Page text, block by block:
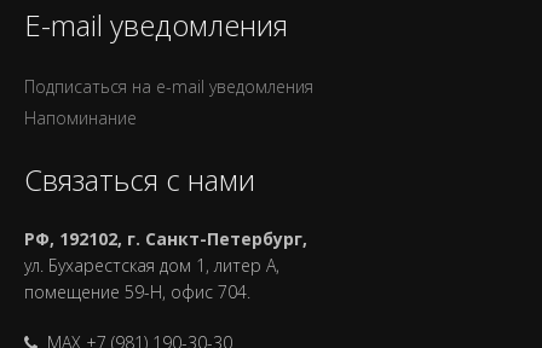
E-mail уведомления
Подписаться на e-mail уведомления
Напоминание
Связаться с нами
РФ, 192102, г. Санкт-Петербург,
ул. Бухарестская дом 1, литер А,
помещение 59-Н, офис 704.
MAX +7 (981) 190-30-30